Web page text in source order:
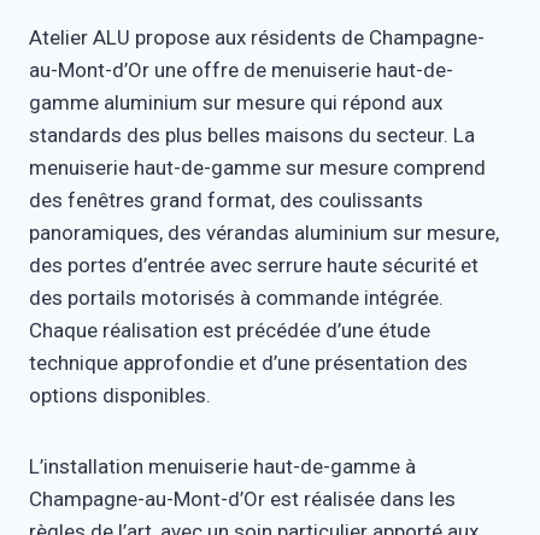
Atelier ALU propose aux résidents de Champagne-
au-Mont-d’Or une offre de menuiserie haut-de-
gamme aluminium sur mesure qui répond aux
standards des plus belles maisons du secteur. La
menuiserie haut-de-gamme sur mesure comprend
des fenêtres grand format, des coulissants
panoramiques, des vérandas aluminium sur mesure,
des portes d’entrée avec serrure haute sécurité et
des portails motorisés à commande intégrée.
Chaque réalisation est précédée d’une étude
technique approfondie et d’une présentation des
options disponibles.
L’installation menuiserie haut-de-gamme à
Champagne-au-Mont-d’Or est réalisée dans les